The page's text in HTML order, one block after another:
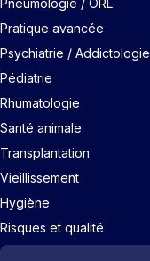
Pratique avancée
Psychiatrie / Addictologie
Pédiatrie
Rhumatologie
Santé animale
Transplantation
Vieillissement
Hygiène
Risques et qualité